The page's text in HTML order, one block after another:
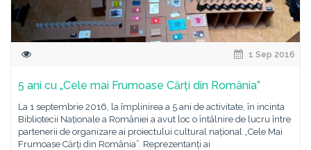
1 Sep 2016
5 ani cu „Cele mai Frumoase Cărți din România”
La 1 septembrie 2016, la împlinirea a 5 ani de activitate, în incinta
Bibliotecii Naționale a României a avut loc o întâlnire de lucru între
partenerii de organizare ai proiectului cultural național „Cele Mai
Frumoase Cărți din România”. Reprezentanți ai